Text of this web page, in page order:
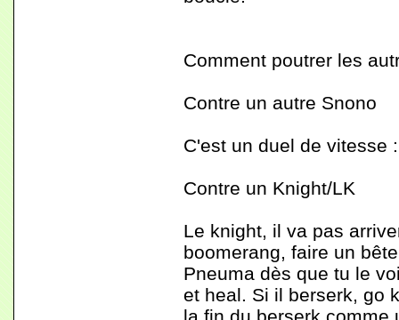
Comment poutrer les
Contre un autre Snono
C'est un duel de vitesse
Contre un Knight/LK
Le knight, il va pas
boomerang, faire un
Pneuma dès que tu le
et heal. Si il berserk, go